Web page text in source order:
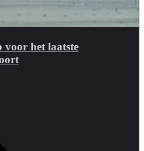
voor het laatste